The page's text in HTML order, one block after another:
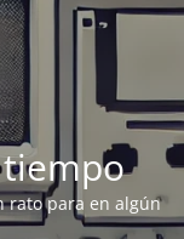
rato para en algún